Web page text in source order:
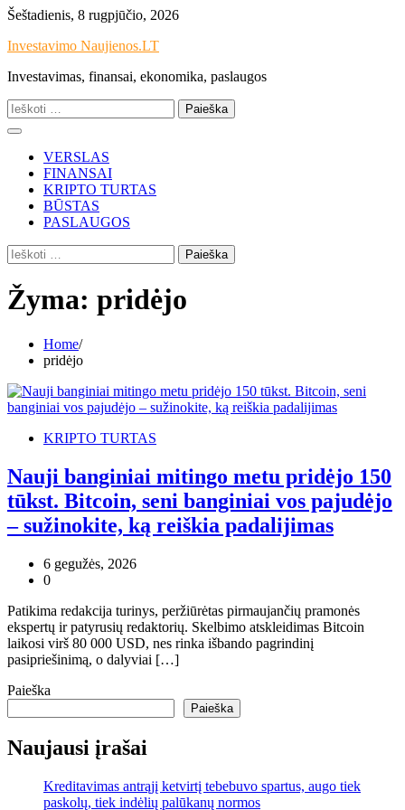
Skip
content
Šeštadienis, 8 rugpjūčio, 2026
Investavimo Naujienos.LT
Investavimas, finansai, ekonomika, paslaugos
Ieškoti:
VERSLAS
FINANSAI
KRIPTO TURTAS
BŪSTAS
PASLAUGOS
Ieškoti:
Žyma: pridėjo
Home
pridėjo
KRIPTO TURTAS
Nauji banginiai mitingo metu pridėjo 150
tūkst. Bitcoin, seni banginiai vos pajudėjo
– sužinokite, ką reiškia padalijimas
6 gegužės, 2026
0
Patikima redakcija turinys, peržiūrėtas pirmaujančių pramonės
ekspertų ir patyrusių redaktorių. Skelbimo atskleidimas Bitcoin
laikosi virš 80 000 USD, nes rinka išbando pagrindinį
pasipriešinimą, o dalyviai […]
Paieška
Paieška
Naujausi įrašai
Kreditavimas antrąjį ketvirtį tebebuvo spartus, augo tiek
paskolų, tiek indėlių palūkanų normos